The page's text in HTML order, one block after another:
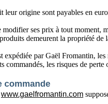
leur origine sont payables en
ses prix à tout moment,
demeurent la propriété
expédiée par Gaël Fromantin,
commandés, les risques de
commande
www.gaelfromantin.com